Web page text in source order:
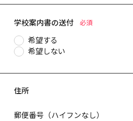
学校案内書の送付 必須
希望する
希望しない
住所
郵便番号（ハイフンなし）